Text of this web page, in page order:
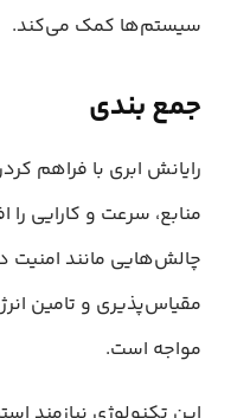
سیستم‌ها کمک می‌کند.
جمع بندی
رایانش ابری با فراهم
منابع، سرعت و کارایی را
چالش‌هایی مانند امنیت
مقیاس‌پذیری و تامین
مواجه است.